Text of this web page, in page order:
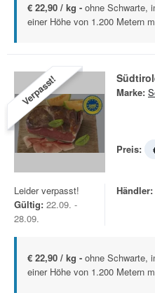
€ 22,90 / kg - ohne Schwarte,
einer Höhe von 1.200 Metern
Verpasst! Marke:
Preis:
Leider verpasst!
Gültig: 22.09. -
28.09.
Händler:
€ 22,90 / kg - ohne Schwarte,
einer Höhe von 1.200 Metern